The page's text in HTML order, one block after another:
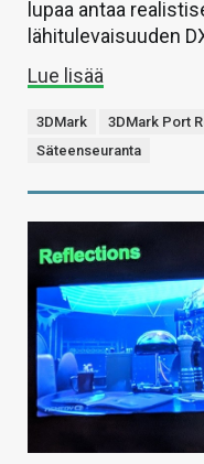
lupaa antaa
lähitulevaisuuden
Lue lisää
3DMark 3DMark Port
Säteenseuranta